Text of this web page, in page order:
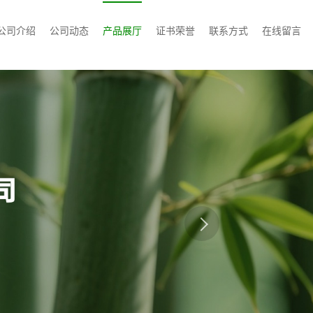
司介绍 公司动态 产品展厅 证书荣誉 联系方式 在线留言